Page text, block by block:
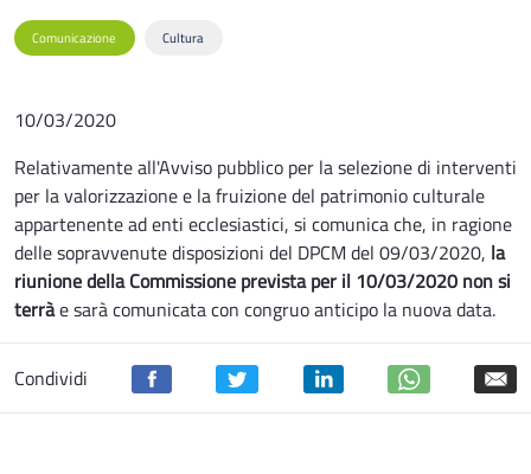
Comunicazione Cultura
10/03/2020
Relativamente all'Avviso pubblico per la selezione di interventi
per la valorizzazione e la fruizione del patrimonio culturale
appartenente ad enti ecclesiastici, si comunica che, in ragione
delle sopravvenute disposizioni del DPCM del 09/03/2020, la
riunione della Commissione prevista per il 10/03/2020 non si
terràe sarà comunicata con congruo anticipo la nuova data.
Condividi